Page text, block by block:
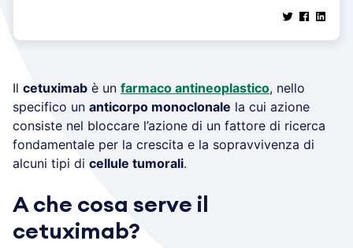
Il cetuximab è un farmaco antineoplastico, nello
specifico un anticorpo monoclonale la cui azione
consiste nel bloccare l’azione di un fattore di ricerca
fondamentale per la crescita e la sopravvivenza di
alcuni tipi di cellule tumorali.
A che cosa serve il
cetuximab?